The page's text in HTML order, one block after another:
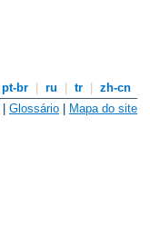
pt-br ru tr
zh-cn
| Glossário | Mapa do site